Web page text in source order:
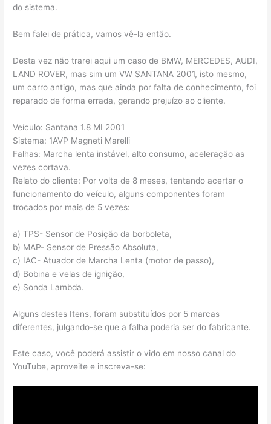
do sistema.
Bem falei de prática, vamos vê-la então.
Desta vez não trarei aqui um caso de BMW, MERCEDES, AUDI,
LAND ROVER, mas sim um VW SANTANA 2001, isto mesmo,
um carro antigo, mas que ainda por falta de conhecimento, foi
reparado de forma errada, gerando prejuízo ao cliente.
Veículo: Santana 1.8 MI 2001
Sistema: 1AVP Magneti Marelli
Falhas: Marcha lenta instável, alto consumo, aceleração as
vezes cortava.
Relato do cliente: Por volta de 8 meses, tentando acertar o
funcionamento do veículo, alguns componentes foram
trocados por mais de 5 vezes:
a) TPS- Sensor de Posição da borboleta,
b) MAP- Sensor de Pressão Absoluta,
c) IAC- Atuador de Marcha Lenta (motor de passo),
d) Bobina e velas de ignição,
e) Sonda Lambda.
Alguns destes Itens, foram substituídos por 5 marcas
diferentes, julgando-se que a falha poderia ser do fabricante.
Este caso, você poderá assistir o vido em nosso canal do
YouTube, aproveite e inscreva-se: